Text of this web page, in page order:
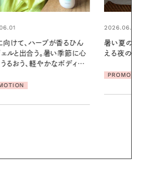
ナイトルーティン。私を整
の爽やかご褒美ケア
2026.06.01
お出かけ前
の一日。汗ば